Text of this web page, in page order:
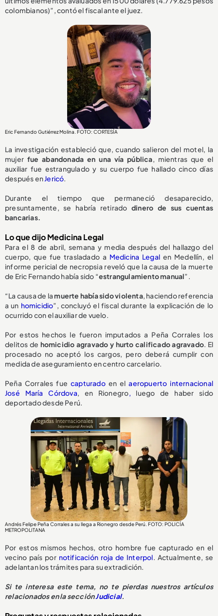
colombianos)”, contó el fiscal ante el juez.
Eric Fernando Gutiérrez Molina. FOTO: CORTESÍA
La investigación estableció que, cuando salieron del motel, la
mujer fue abandonada en una vía pública, mientras que el
auxiliar fue estrangulado y su cuerpo fue hallado cinco días
después enJericó.
Durante el tiempo que permaneció desaparecido,
presuntamente, se habría retirado dinero de sus cuentas
bancarias.
Lo que dijo Medicina Legal
Para el 8 de abril, semana y media después del hallazgo del
cuerpo, que fue trasladado a Medicina Legal en Medellín, el
informe pericial de necropsia reveló que la causa de la muerte
de Eric Fernando había sido “estrangulamiento manual”.
“La causa de lamuerte había sido violenta, haciendo referencia
a un homicidio”, concluyó el fiscal durante la explicación de lo
ocurrido con el auxiliar de vuelo.
Por estos hechos le fueron imputados a Peña Corrales los
delitos de homicidio agravado y hurto calificado agravado. El
procesado no aceptó los cargos, pero deberá cumplir con
medida de aseguramiento en centro carcelario.
Peña Corrales fue capturadoen elaeropuerto internacional
José María Córdova, en Rionegro, luego de haber sido
deportado desde Perú.
Andrés Felipe Peña Corrales a su llega a Rionegro desde Perú. FOTO: POLICÍA
METROPOLITANA
Por estos mismos hechos, otro hombre fue capturado en el
vecino país por notificación roja de Interpol. Actualmente, se
adelantan los trámites para su extradición.
Si te interesa este tema, no te pierdas nuestros artículos
relacionados en la secciónJudicial.